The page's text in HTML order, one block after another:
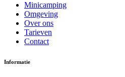
Minicamping
Omgeving
Over ons
Tarieven
Contact
Informatie